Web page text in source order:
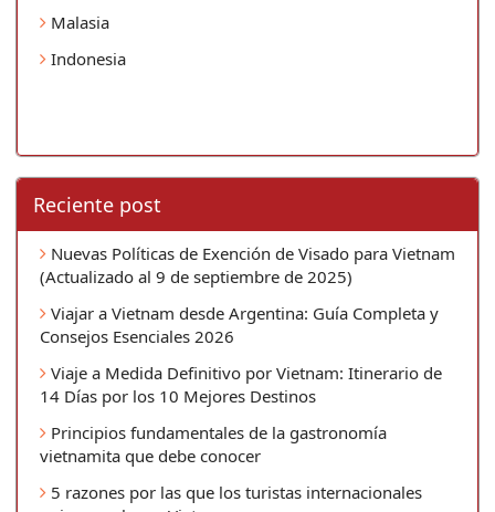
Malasia
Indonesia
Reciente post
Nuevas Políticas de Exención de Visado para Vietnam
(Actualizado al 9 de septiembre de 2025)
Viajar a Vietnam desde Argentina: Guía Completa y
Consejos Esenciales 2026
Viaje a Medida Definitivo por Vietnam: Itinerario de
14 Días por los 10 Mejores Destinos
Principios fundamentales de la gastronomía
vietnamita que debe conocer
5 razones por las que los turistas internacionales